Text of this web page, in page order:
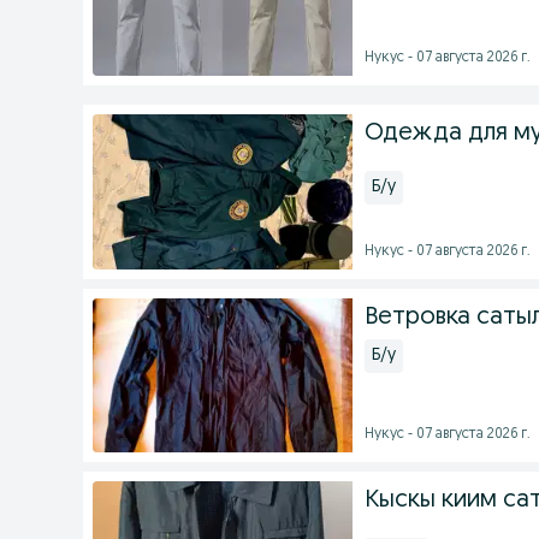
Нукус - 07 августа 2026 г.
Одежда для
Б/у
Нукус - 07 августа 2026 г.
Ветровка
Б/у
Нукус - 07 августа 2026 г.
Кыскы киим